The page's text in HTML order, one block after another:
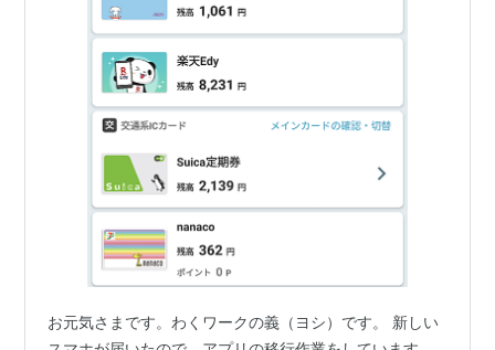
お元気さまです。わくワークの義（ヨシ）です。 新しい